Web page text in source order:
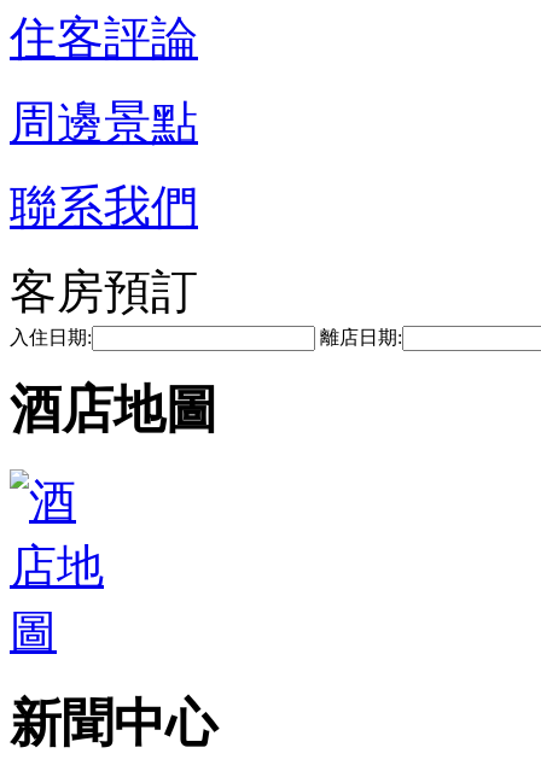
住客評論
周邊景點
聯系我們
客房預訂
入住日期: 離店日期:
酒店地圖
新聞中心